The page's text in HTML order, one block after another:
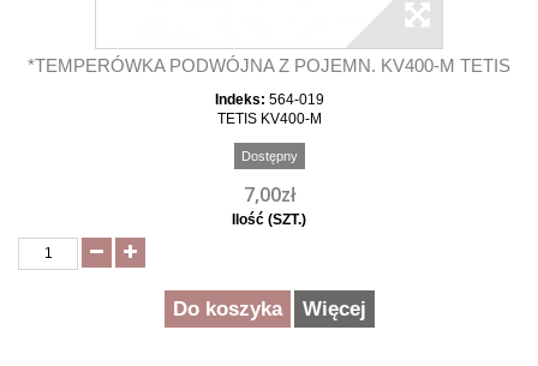
*TEMPERÓWKA PODWÓJNA Z POJEMN. KV400-M TETIS
Indeks: 564-019
TETIS KV400-M
Dostępny
7,00zł
Ilość (SZT.)
Do koszyka Więcej